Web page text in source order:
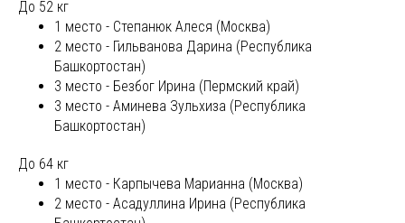
До 52 кг
1 место - Степанюк Алеся (Москва)
2 место - Гильванова Дарина (Республика
Башкортостан)
3 место - Безбог Ирина (Пермский край)
3 место - Аминева Зульхиза (Республика
Башкортостан)
До 64 кг
1 место - Карпычева Марианна (Москва)
2 место - Асадуллина Ирина (Республика